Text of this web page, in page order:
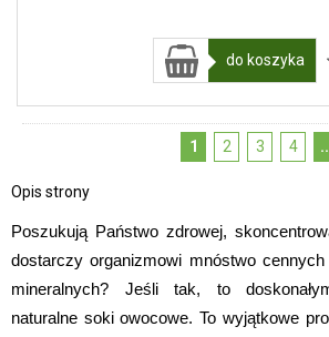
do koszyka
1 2 3 4
Opis strony
Poszukują Państwo zdrowej,
dostarczy organizmowi mnóstwo cennych
mineralnych? Jeśli tak, to
naturalne soki owocowe. To wyjątkowe